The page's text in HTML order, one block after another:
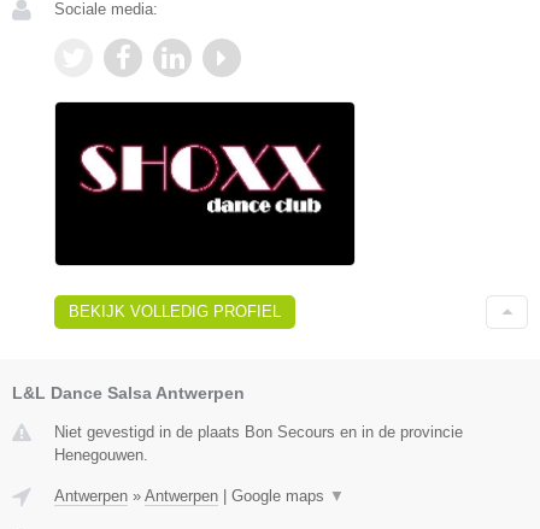
Sociale media:
BEKIJK VOLLEDIG PROFIEL
L&L Dance Salsa Antwerpen
Niet gevestigd in de plaats Bon Secours en in de provincie
Henegouwen.
Antwerpen » Antwerpen | Google maps ▼